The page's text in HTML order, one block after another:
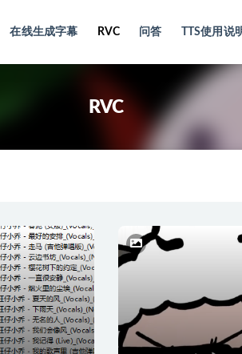
在线生成字幕 RVC 问答 TTS使用说
RVC